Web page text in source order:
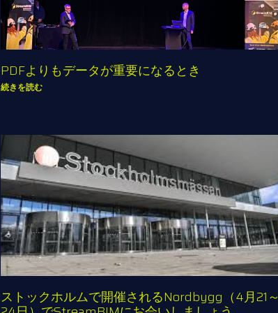
PDFよりもデータが重要になるとき
続きを読む
ストックホルムで開催されるNordbygg（4月21～